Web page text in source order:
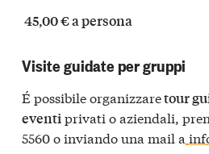
45,00 € a persona
Visite guidate per gruppi
É possibile organizzaretour
eventiprivati o aziendali,
5560 o inviando una mail a